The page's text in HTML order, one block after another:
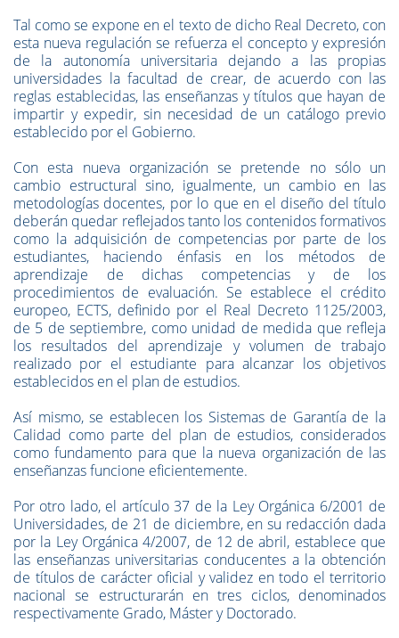
Tal como se expone en el texto de dicho Real Decreto, con
esta nueva regulación se refuerza el concepto y expresión
de la autonomía universitaria dejando a las propias
universidades la facultad de crear, de acuerdo con las
reglas establecidas, las enseñanzas y títulos que hayan de
impartir y expedir, sin necesidad de un catálogo previo
establecido por el Gobierno.
Con esta nueva organización se pretende no sólo un
cambio estructural sino, igualmente, un cambio en las
metodologías docentes, por lo que en el diseño del título
deberán quedar reflejados tanto los contenidos formativos
como la adquisición de competencias por parte de los
estudiantes, haciendo énfasis en los métodos de
aprendizaje de dichas competencias y de los
procedimientos de evaluación. Se establece el crédito
europeo, ECTS, definido por el Real Decreto 1125/2003,
de 5 de septiembre, como unidad de medida que refleja
los resultados del aprendizaje y volumen de trabajo
realizado por el estudiante para alcanzar los objetivos
establecidos en el plan de estudios.
Así mismo, se establecen los Sistemas de Garantía de la
Calidad como parte del plan de estudios, considerados
como fundamento para que la nueva organización de las
enseñanzas funcione eficientemente.
Por otro lado, el artículo 37 de la Ley Orgánica 6/2001 de
Universidades, de 21 de diciembre, en su redacción dada
por la Ley Orgánica 4/2007, de 12 de abril, establece que
las enseñanzas universitarias conducentes a la obtención
de títulos de carácter oficial y validez en todo el territorio
nacional se estructurarán en tres ciclos, denominados
respectivamente Grado, Máster y Doctorado.